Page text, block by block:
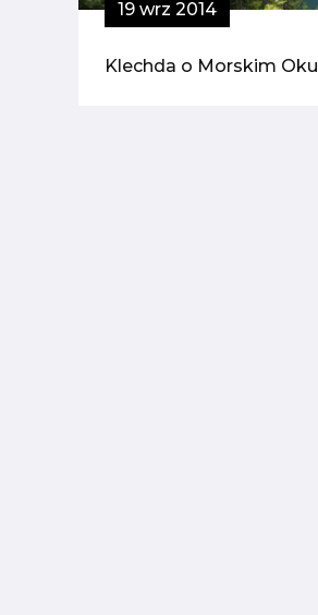
19 wrz 2014
Klechda o Morskim Oku